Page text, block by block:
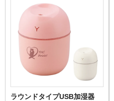
ラウンドタイプUSB加湿器